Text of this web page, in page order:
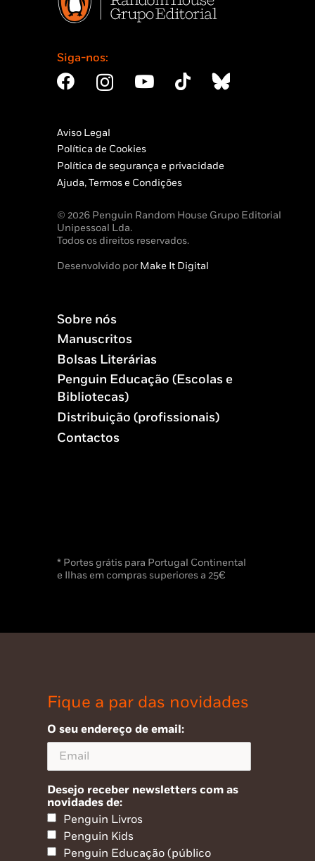
Siga-nos:
Aviso Legal
Política de Cookies
Política de segurança e privacidade
Ajuda, Termos e Condições
© 2026 Penguin Random House Grupo Editorial
Unipessoal Lda.
Todos os direitos reservados.
Desenvolvido porMake It Digital
Sobre nós
Manuscritos
Bolsas Literárias
Penguin Educação (Escolas e
Bibliotecas)
Distribuição (profissionais)
Contactos
* Portes grátis para Portugal Continental
e Ilhas em compras superiores a 25€
Fique a par das novidades
O seu endereço de email:
Desejo receber newsletters com as
novidades de:
Penguin Livros
Penguin Kids
Penguin Educação (público